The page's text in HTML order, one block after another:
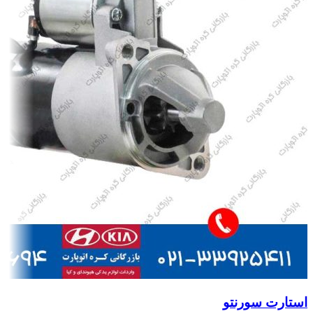
استارت سورنتو